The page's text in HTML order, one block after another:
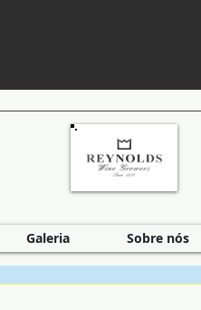
Galeria Sobre nós